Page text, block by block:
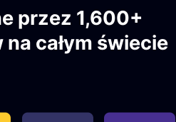
przez 1,600+
całym świecie